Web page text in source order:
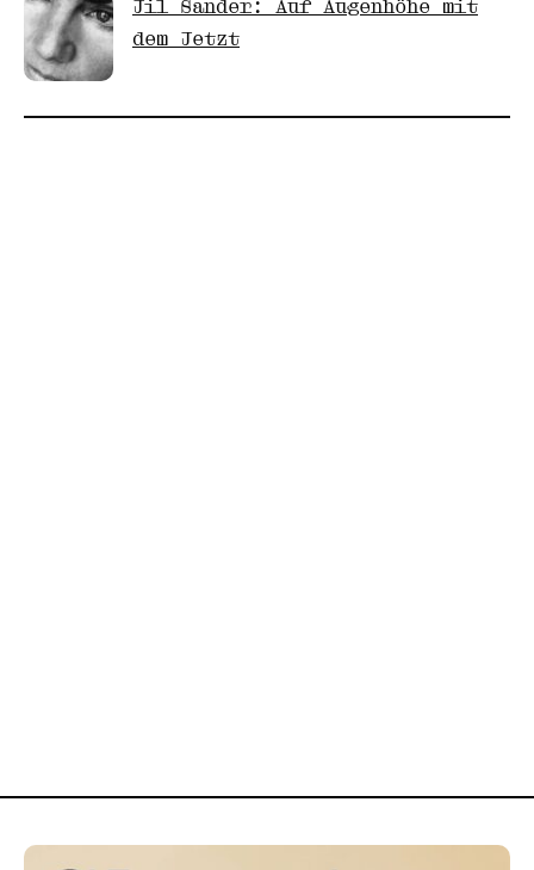
Jil Sander: Auf Augenhöhe mit
dem Jetzt